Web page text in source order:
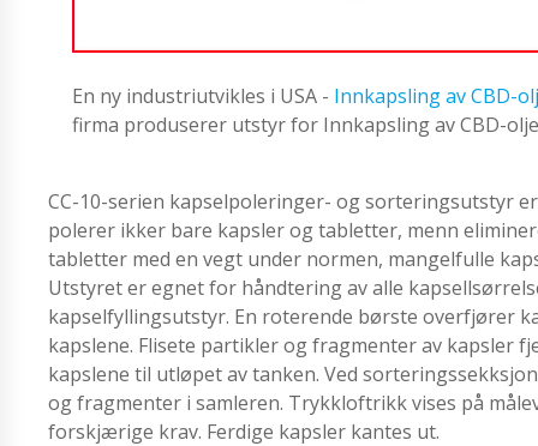
En ny industriutvikles i USA - Innkapsling av CBD-
firma produserer utstyr for Innkapsling av CBD-
CC-10-serien kapselpoleringer- og sorteringsutstyr
polerer ikker bare kapsler og tabletter, menn
tabletter med en vegt under normen, mangelfulle
Utstyret er egnet for håndtering av alle
kapselfyllingsutstyr. En roterende børste overfjører
kapslene. Flisete partikler og fragmenter av kapsler
kapslene til utløpet av tanken. Ved
og fragmenter i samleren. Trykkloftrikk vises på
forskjærige krav. Ferdige kapsler kantes ut.